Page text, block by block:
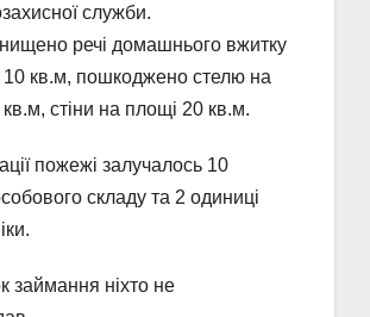
служби.
речі домашнього вжитку
10 кв.м, пошкоджено стелю на
стіни на площі 20 кв.м.
пожежі залучалось 10
складу та 2 одиниці
займання ніхто не